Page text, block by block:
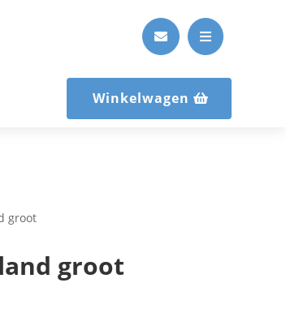
 
Winkelwagen
groot
groot